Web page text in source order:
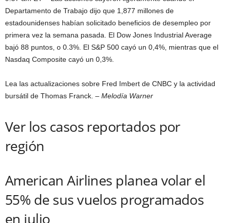
Departamento de Trabajo dijo que 1,877 millones de
estadounidenses habían solicitado beneficios de desempleo por
primera vez la semana pasada. El Dow Jones Industrial Average
bajó 88 puntos, o 0.3%. El S&P 500 cayó un 0,4%, mientras que el
Nasdaq Composite cayó un 0,3%.
Lea las actualizaciones sobre Fred Imbert de CNBC y la actividad
bursátil de Thomas Franck. – Melodía Warner
Ver los casos reportados por
región
American Airlines planea volar el
55% de sus vuelos programados
en julio